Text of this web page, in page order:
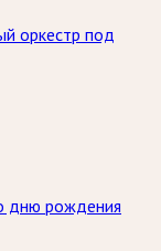
оркестр под
дню рождения